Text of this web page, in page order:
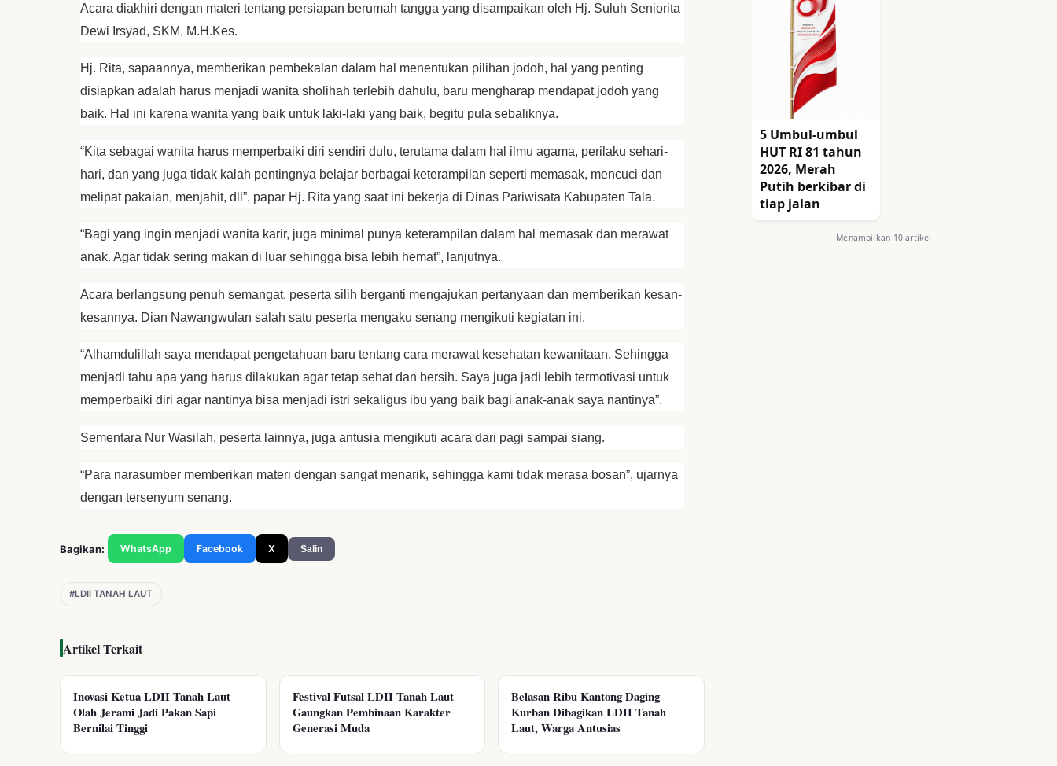
Acara diakhiri dengan materi tentang persiapan berumah tangga yang disampaikan oleh Hj. Suluh Seniorita
Dewi Irsyad, SKM, M.H.Kes.
Hj. Rita, sapaannya, memberikan pembekalan dalam hal menentukan pilihan jodoh, hal yang penting
disiapkan adalah harus menjadi wanita sholihah terlebih dahulu, baru mengharap mendapat jodoh yang
baik. Hal ini karena wanita yang baik untuk laki-laki yang baik, begitu pula sebaliknya.
“Kita sebagai wanita harus memperbaiki diri sendiri dulu, terutama dalam hal ilmu agama, perilaku sehari-
hari, dan yang juga tidak kalah pentingnya belajar berbagai keterampilan seperti memasak, mencuci dan
melipat pakaian, menjahit, dll”, papar Hj. Rita yang saat ini bekerja di Dinas Pariwisata Kabupaten Tala.
“Bagi yang ingin menjadi wanita karir, juga minimal punya keterampilan dalam hal memasak dan merawat
anak. Agar tidak sering makan di luar sehingga bisa lebih hemat”, lanjutnya.
Acara berlangsung penuh semangat, peserta silih berganti mengajukan pertanyaan dan memberikan kesan-
kesannya. Dian Nawangwulan salah satu peserta mengaku senang mengikuti kegiatan ini.
“Alhamdulillah saya mendapat pengetahuan baru tentang cara merawat kesehatan kewanitaan. Sehingga
menjadi tahu apa yang harus dilakukan agar tetap sehat dan bersih. Saya juga jadi lebih termotivasi untuk
memperbaiki diri agar nantinya bisa menjadi istri sekaligus ibu yang baik bagi anak-anak saya nantinya”.
Sementara Nur Wasilah, peserta lainnya, juga antusia mengikuti acara dari pagi sampai siang.
“Para narasumber memberikan materi dengan sangat menarik, sehingga kami tidak merasa bosan”, ujarnya
dengan tersenyum senang.
Bagikan: WhatsApp Facebook X Salin
#LDII TANAH LAUT
Artikel Terkait
Inovasi Ketua LDII Tanah Laut
Olah Jerami Jadi Pakan Sapi
Bernilai Tinggi
Festival Futsal LDII Tanah Laut
Gaungkan Pembinaan Karakter
Generasi Muda
Belasan Ribu Kantong Daging
Kurban Dibagikan LDII Tanah
Laut, Warga Antusias
5 Umbul-umbul
HUT RI 81 tahun
2026, Merah
Putih berkibar di
tiap jalan
Menampilkan 10 artikel